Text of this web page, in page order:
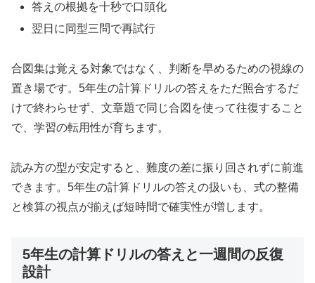
答えの根拠を十秒で口頭化
翌日に同型三問で再試行
合図集は覚える対象ではなく、判断を早めるための視線の
置き場です。5年生の計算ドリルの答えをただ照合するだ
けで終わらせず、文章題で同じ合図を使って往復すること
で、学習の転用性が育ちます。
読み方の型が安定すると、難度の差に振り回されずに前進
できます。5年生の計算ドリルの答えの扱いも、式の整備
と検算の視点が揃えば短時間で確実性が増します。
5年生の計算ドリルの答えと一週間の反復
設計